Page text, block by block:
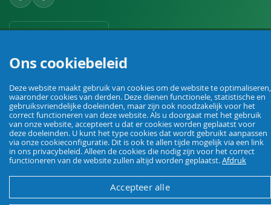
Een herroeping indienen
Uw vakhandel voor landbouw, veehouderij, huis, erf en tuin.
© Agrarking. Alle rechten voorbehouden.
Algemene voorwaardenPrivacybeleidHerroepingsrechtColofon
Ons cookiebeleid
Deze website maakt gebruik van cookies om de website te optimaliseren,
waaronder cookies van derden. Deze dienen functionele, statistische en
gebruiksvriendelijke doeleinden, maar zijn ook noodzakelijk voor het
correct functioneren van deze website. Als u doorgaat met het gebruik
van onze website, accepteert u dat er cookies worden geplaatst voor
deze doeleinden. U kunt het type cookies dat wordt gebruikt aanpassen
via onze cookieconfiguratie. Dit is ook te allen tijde mogelijk via een link
in ons privacybeleid. Alleen de cookies die nodig zijn voor het correct
functioneren van de website zullen altijd worden geplaatst.Afdruk
Accepteer alle